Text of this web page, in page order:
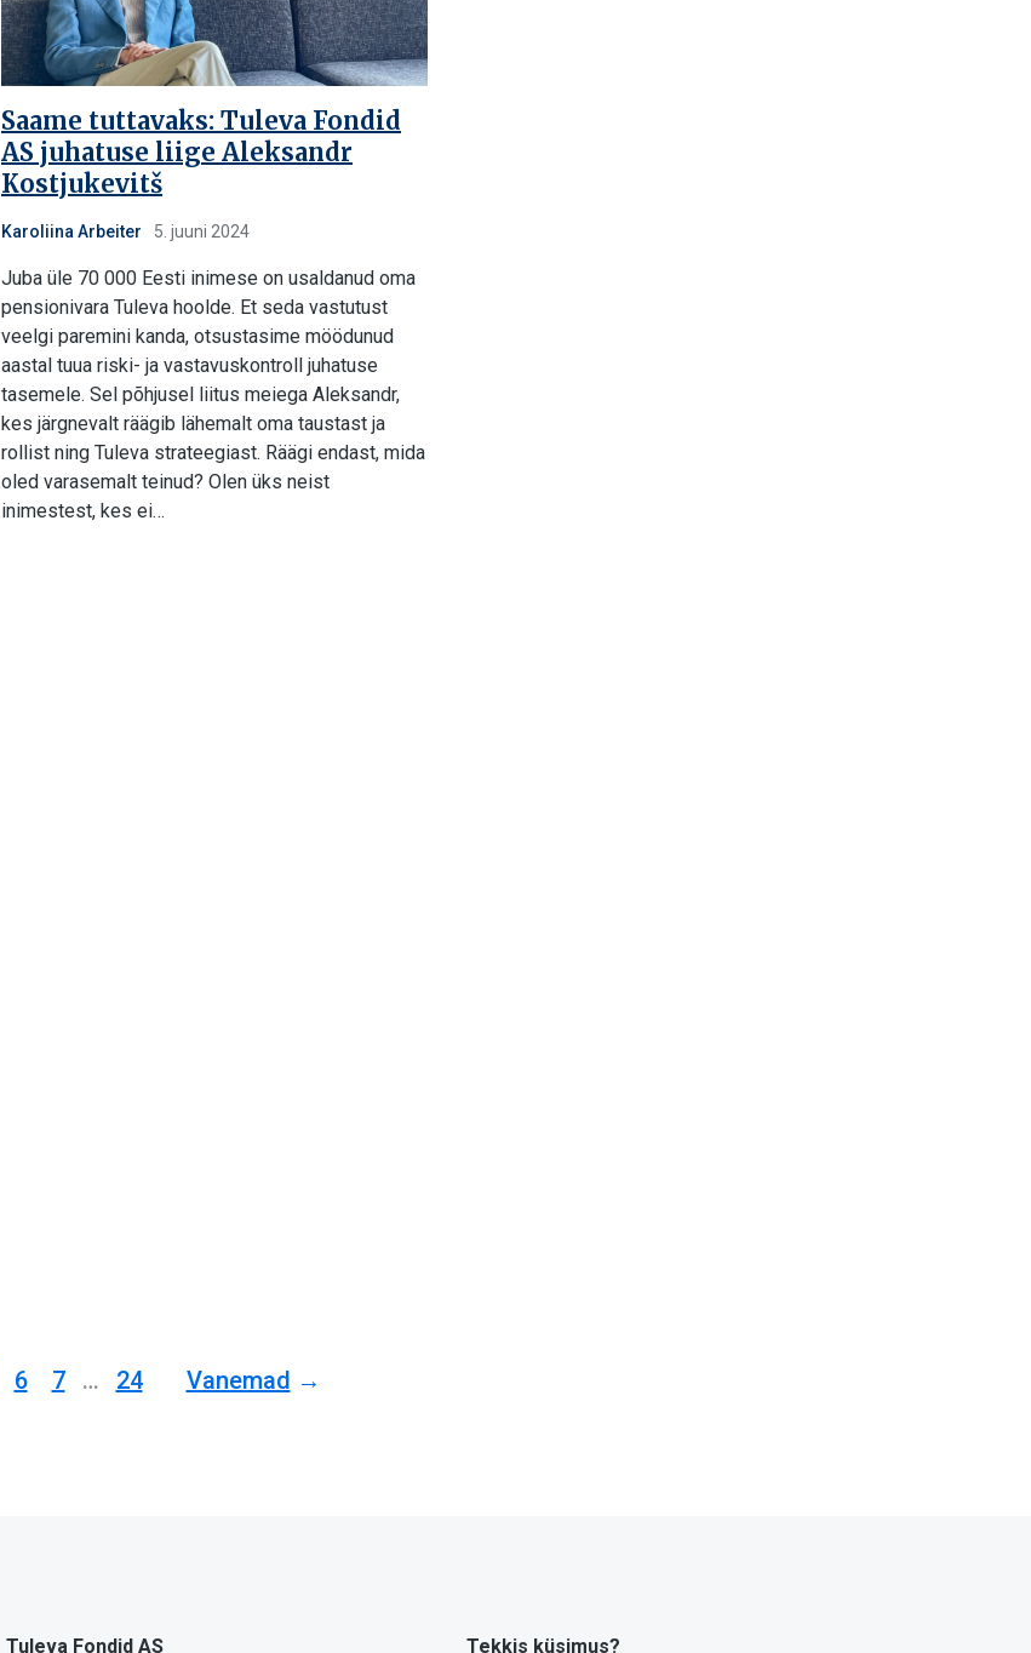
Saame tuttavaks: Tuleva Fondid
AS juhatuse liige Aleksandr
Kostjukevitš
Karoliina Arbeiter 5. juuni 2024
Juba üle 70 000 Eesti inimese on usaldanud oma
pensionivara Tuleva hoolde. Et seda vastutust
veelgi paremini kanda, otsustasime möödunud
aastal tuua riski- ja vastavuskontroll juhatuse
tasemele. Sel põhjusel liitus meiega Aleksandr,
kes järgnevalt räägib lähemalt oma taustast ja
rollist ning Tuleva strateegiast. Räägi endast, mida
oled varasemalt teinud? Olen üks neist
inimestest, kes ei…
6 7 … 24 Vanemad
Tuleva Fondid AS Tekkis küsimus?